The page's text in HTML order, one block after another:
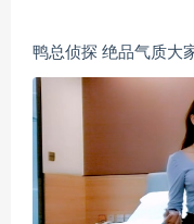
鸭总侦探 绝品气质大